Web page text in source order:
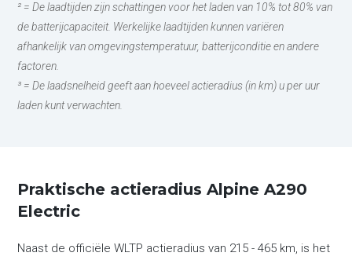
² = De laadtijden zijn schattingen voor het laden van 10% tot 80% van
de batterijcapaciteit. Werkelijke laadtijden kunnen variëren
afhankelijk van omgevingstemperatuur, batterijconditie en andere
factoren.
³ = De laadsnelheid geeft aan hoeveel actieradius (in km) u per uur
laden kunt verwachten.
Praktische actieradius Alpine A290
Electric
Naast de officiële WLTP actieradius van 215 - 465 km, is het